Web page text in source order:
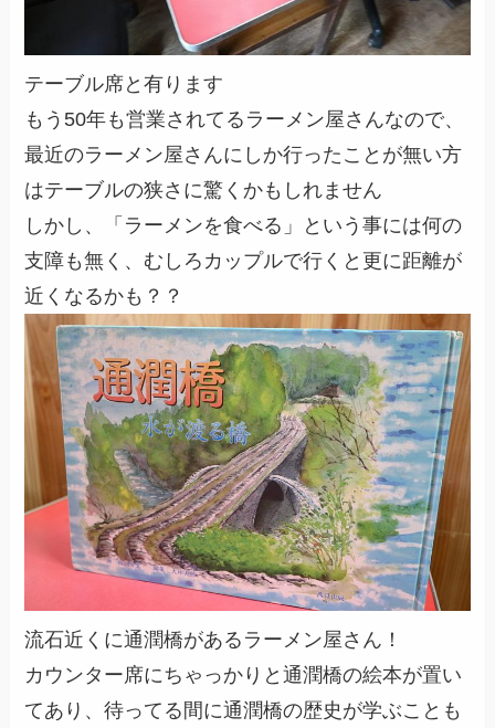
テーブル席と有ります
もう50年も営業されてるラーメン屋さんなので、
最近のラーメン屋さんにしか行ったことが無い方
はテーブルの狭さに驚くかもしれません
しかし、「ラーメンを食べる」という事には何の
支障も無く、むしろカップルで行くと更に距離が
近くなるかも？？
流石近くに通潤橋があるラーメン屋さん！
カウンター席にちゃっかりと通潤橋の絵本が置い
てあり、待ってる間に通潤橋の歴史が学ぶことも